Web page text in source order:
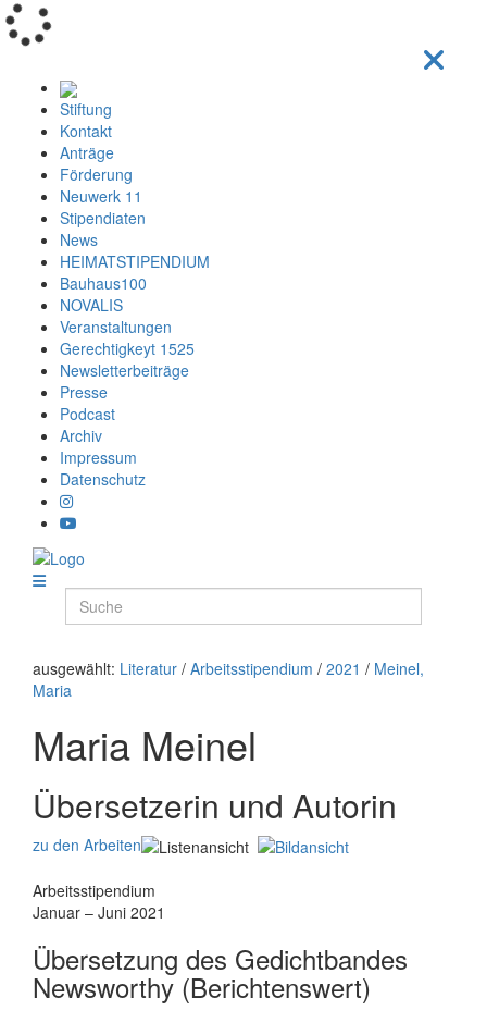
Stiftung
Kontakt
Anträge
Förderung
Neuwerk 11
Stipendiaten
News
HEIMATSTIPENDIUM
Bauhaus100
NOVALIS
Veranstaltungen
Gerechtigkeyt 1525
Newsletterbeiträge
Presse
Podcast
Archiv
Impressum
Datenschutz
ausgewählt: Literatur / Arbeitsstipendium / 2021 / Meinel,
Maria
Maria Meinel
Übersetzerin und Autorin
zu den Arbeiten
Arbeitsstipendium
Januar – Juni 2021
Übersetzung des Gedichtbandes
Newsworthy (Berichtenswert)